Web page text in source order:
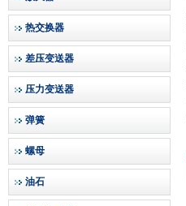
热交换器
差压变送器
压力变送器
弹簧
螺母
油石